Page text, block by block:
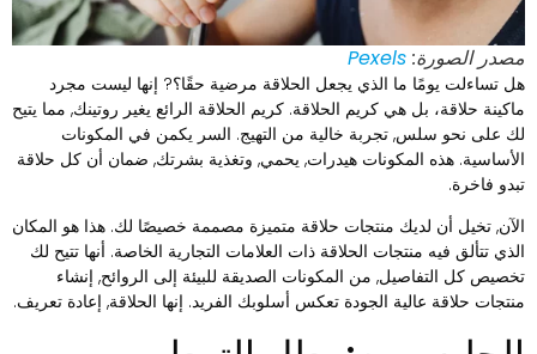
الصورة:Pexels
تساءلت يومًا ما الذي يجعل الحلاقة مرضية حقًا؟? إنها ليست مجرد
حلاقة، بل هي كريم الحلاقة. كريم الحلاقة الرائع يغير روتينك, مما يتيح
على نحو سلس, تجربة خالية من التهيج. السر يكمن في المكونات
هذه المكونات هيدرات, يحمي, وتغذية بشرتك, ضمان أن كل حلاقة
فاخرة.
تخيل أن لديك منتجات حلاقة متميزة مصممة خصيصًا لك. هذا هو المكان
تتألق فيه منتجات الحلاقة ذات العلامات التجارية الخاصة. أنها تتيح لك
كل التفاصيل, من المكونات الصديقة للبيئة إلى الروائح, إنشاء
حلاقة عالية الجودة تعكس أسلوبك الفريد. إنها الحلاقة, إعادة تعريف.